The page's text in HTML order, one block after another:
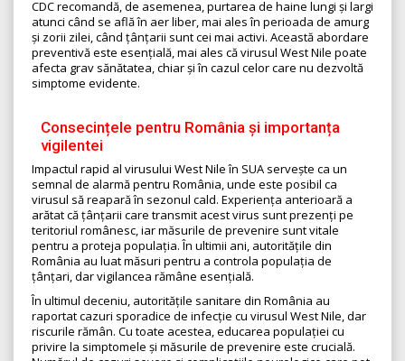
CDC recomandă, de asemenea, purtarea de haine lungi și largi
atunci când se află în aer liber, mai ales în perioada de amurg
și zorii zilei, când țânțarii sunt cei mai activi. Această abordare
preventivă este esențială, mai ales că virusul West Nile poate
afecta grav sănătatea, chiar și în cazul celor care nu dezvoltă
simptome evidente.
Consecințele pentru România și importanța
vigilentei
Impactul rapid al virusului West Nile în SUA servește ca un
semnal de alarmă pentru România, unde este posibil ca
virusul să reapară în sezonul cald. Experiența anterioară a
arătat că țânțarii care transmit acest virus sunt prezenți pe
teritoriul românesc, iar măsurile de prevenire sunt vitale
pentru a proteja populația. În ultimii ani, autoritățile din
România au luat măsuri pentru a controla populația de
țânțari, dar vigilancea rămâne esențială.
În ultimul deceniu, autoritățile sanitare din România au
raportat cazuri sporadice de infecție cu virusul West Nile, dar
riscurile rămân. Cu toate acestea, educarea populației cu
privire la simptomele și măsurile de prevenire este crucială.